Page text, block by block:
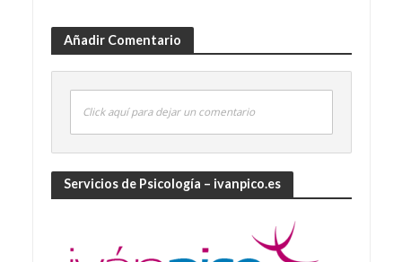
Añadir Comentario
Click aquí para dejar un comentario
Servicios de Psicología – ivanpico.es